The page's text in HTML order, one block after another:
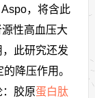
，将含此
性高血压大
此研究还发
降压作用。
胶原蛋白肽